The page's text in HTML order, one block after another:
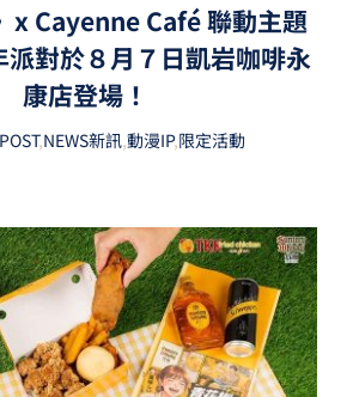
x Cayenne Café 聯動主題
對於８月７日凱岩咖啡永
康店登場！
,NEWS新訊,動漫IP,限定活動